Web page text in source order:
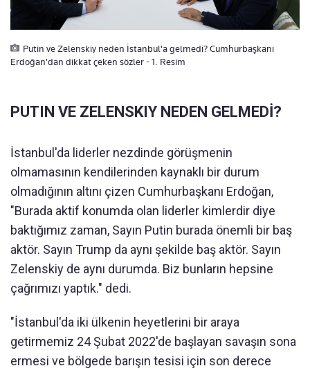
Putin ve Zelenskiy neden İstanbul'a gelmedi? Cumhurbaşkanı
Erdoğan'dan dikkat çeken sözler - 1. Resim
PUTIN VE ZELENSKIY NEDEN GELMEDİ?
İstanbul'da liderler nezdinde görüşmenin
olmamasının kendilerinden kaynaklı bir durum
olmadığının altını çizen Cumhurbaşkanı Erdoğan,
"Burada aktif konumda olan liderler kimlerdir diye
baktığımız zaman, Sayın Putin burada önemli bir baş
aktör. Sayın Trump da aynı şekilde baş aktör. Sayın
Zelenskiy de aynı durumda. Biz bunların hepsine
çağrımızı yaptık." dedi.
"İstanbul'da iki ülkenin heyetlerini bir araya
getirmemiz 24 Şubat 2022'de başlayan savaşın sona
ermesi ve bölgede barışın tesisi için son derece